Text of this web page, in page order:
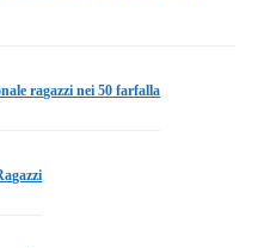
ragazzi nei 50 farfalla